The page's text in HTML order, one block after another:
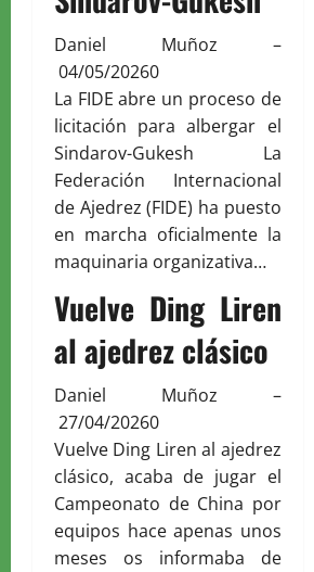
Daniel Muñoz –
04/05/20260
La FIDE abre un proceso de
licitación para albergar el
Sindarov-Gukesh La
Federación Internacional
de Ajedrez (FIDE) ha puesto
en marcha oficialmente la
maquinaria organizativa…
Vuelve Ding Liren
al ajedrez clásico
Daniel Muñoz –
27/04/20260
Vuelve Ding Liren al ajedrez
clásico, acaba de jugar el
Campeonato de China por
equipos hace apenas unos
meses os informaba de